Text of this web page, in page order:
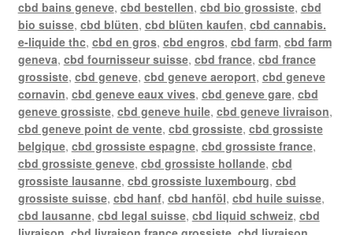
cbd bains geneve, cbd bestellen, cbd bio grossiste, cbd
bio suisse, cbd blüten, cbd blüten kaufen, cbd cannabis.
e-liquide thc, cbd en gros, cbd engros, cbd farm, cbd farm
geneva, cbd fournisseur suisse, cbd france, cbd france
grossiste, cbd geneve, cbd geneve aeroport, cbd geneve
cornavin, cbd geneve eaux vives, cbd geneve gare, cbd
geneve grossiste, cbd geneve huile, cbd geneve livraison,
cbd geneve point de vente, cbd grossiste, cbd grossiste
belgique, cbd grossiste espagne, cbd grossiste france,
cbd grossiste geneve, cbd grossiste hollande, cbd
grossiste lausanne, cbd grossiste luxembourg, cbd
grossiste suisse, cbd hanf, cbd hanföl, cbd huile suisse,
cbd lausanne, cbd legal suisse, cbd liquid schweiz, cbd